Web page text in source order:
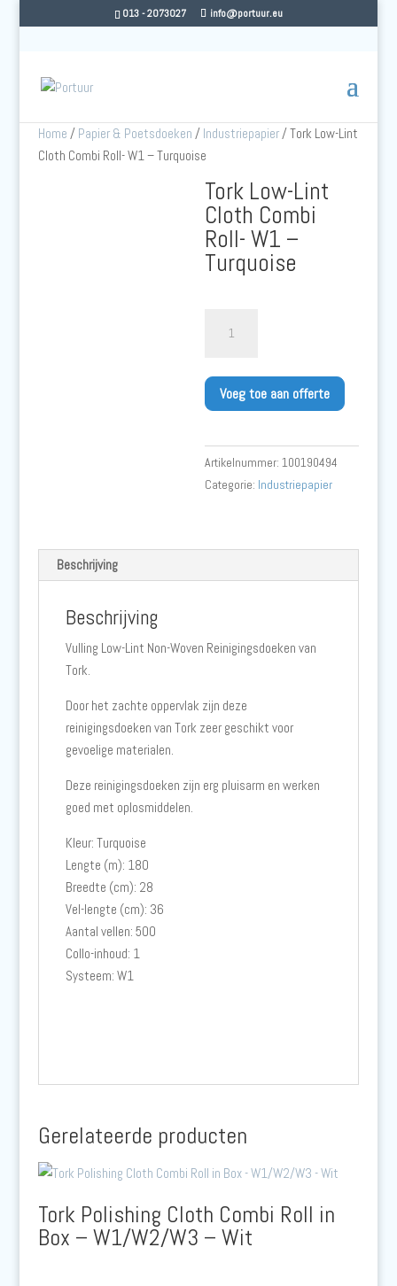
013 - 2073027 info@portuur.eu
Home / Papier & Poetsdoeken / Industriepapier/ Tork Low-Lint
Cloth Combi Roll- W1 – Turquoise
Tork Low-Lint
Cloth Combi
Roll- W1 –
Turquoise
Cloth
Combi
W1
Turquoise
Voeg toe aan offerte
Artikelnummer:100190494
Categorie: Industriepapier
Beschrijving
Beschrijving
Vulling Low-Lint Non-Woven Reinigingsdoeken van
Tork.
Door het zachte oppervlak zijn deze
reinigingsdoeken van Tork zeer geschikt voor
gevoelige materialen.
Deze reinigingsdoeken zijn erg pluisarm en werken
goed met oplosmiddelen.
Kleur: Turquoise
Lengte (m): 180
Breedte (cm): 28
Vel-lengte (cm): 36
Aantal vellen: 500
Collo-inhoud: 1
Systeem: W1
Gerelateerde producten
Tork Polishing Cloth Combi Roll in
Box – W1/W2/W3 – Wit